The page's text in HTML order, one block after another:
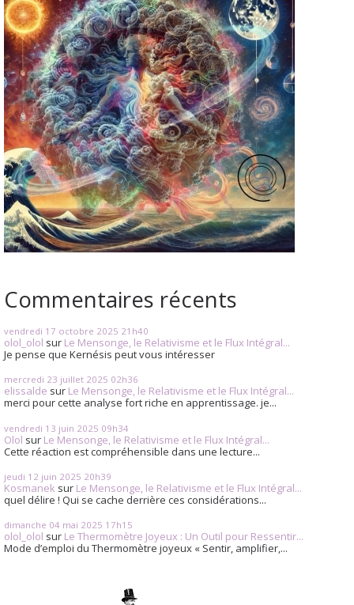
Commentaires récents
vendredi 17 octobre 2025 21h40
olol_olol sur Le Mensonge, le Relativisme et le Flux Intégral...
Je pense que Kernésis peut vous intéresser
mercredi 23 juillet 2025 02h36
elissalde sur Le Mensonge, le Relativisme et le Flux Intégral...
merci pour cette analyse fort riche en apprentissage. je...
vendredi 13 juin 2025 09h34
Olol sur Le Mensonge, le Relativisme et le Flux Intégral...
Cette réaction est compréhensible dans une lecture...
jeudi 12 juin 2025 20h39
Kosmanek sur Le Mensonge, le Relativisme et le Flux Intégral...
quel délire ! Qui se cache derrière ces considérations...
dimanche 04 mai 2025 17h15
olol_olol sur Le Thermomètre Joyeux : Un Outil pour Ressentir...
Mode d’emploi du Thermomètre joyeux « Sentir, amplifier,...